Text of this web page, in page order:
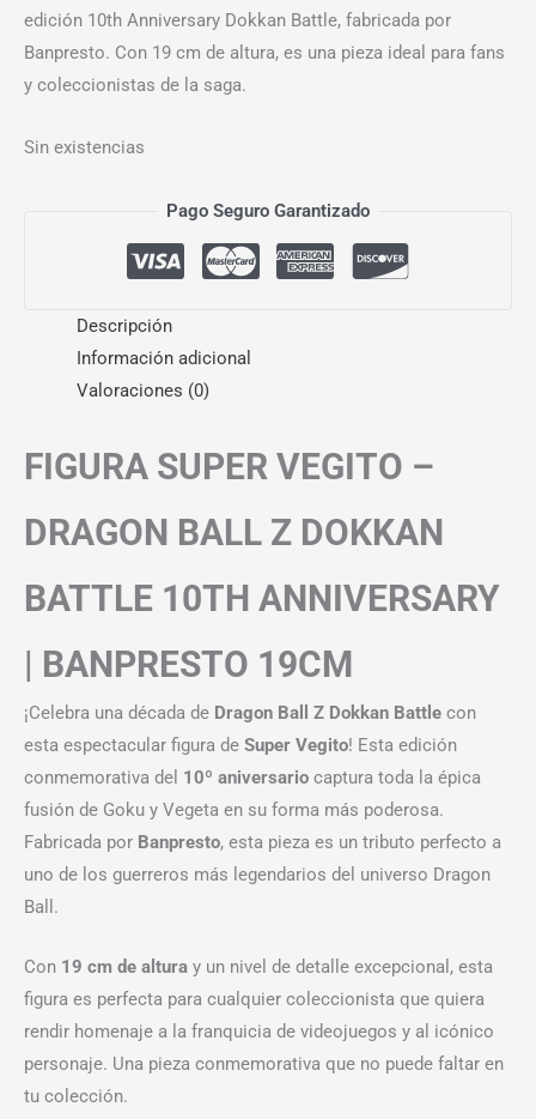
edición 10th Anniversary Dokkan Battle, fabricada por
Banpresto. Con 19 cm de altura, es una pieza ideal para fans
y coleccionistas de la saga.
Sin existencias
Pago Seguro Garantizado
Descripción
Información adicional
Valoraciones (0)
FIGURA SUPER VEGITO –
DRAGON BALL Z DOKKAN
BATTLE 10TH ANNIVERSARY
| BANPRESTO 19CM
¡Celebra una década de Dragon Ball Z Dokkan Battle con
esta espectacular figura de Super Vegito! Esta edición
conmemorativa del 10º aniversario captura toda la épica
fusión de Goku y Vegeta en su forma más poderosa.
Fabricada por Banpresto, esta pieza es un tributo perfecto a
uno de los guerreros más legendarios del universo Dragon
Ball.
Con 19 cm de altura y un nivel de detalle excepcional, esta
figura es perfecta para cualquier coleccionista que quiera
rendir homenaje a la franquicia de videojuegos y al icónico
personaje. Una pieza conmemorativa que no puede faltar en
tu colección.